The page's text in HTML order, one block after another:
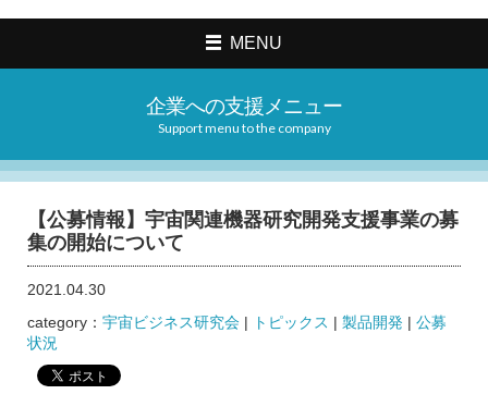
MENU
企業への支援メニュー
Support menu to the company
【公募情報】宇宙関連機器研究開発支援事業の募
集の開始について
2021.04.30
category： 宇宙ビジネス研究会 | トピックス | 製品開発 | 公募
状況